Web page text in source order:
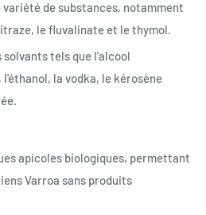
variété de substances, notamment
le fluvalinate et le thymol.
solvants tels que l'alcool
l'éthanol, la vodka, le kérosène
apicoles biologiques, permettant
Varroa sans produits